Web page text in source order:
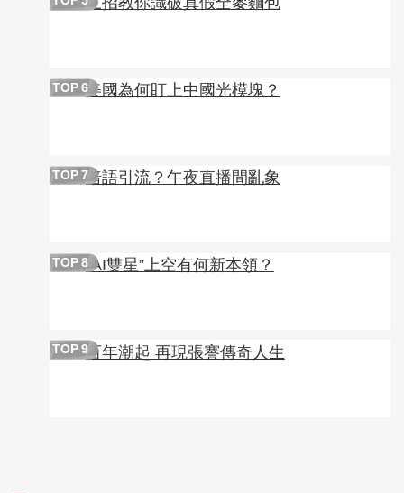
TOP 6美國為何盯上中國光模塊？
TOP 7暗語引流？午夜直播間亂象
TOP 8“AI雙星”上空有何新本領？
TOP 9百年潮起 再現張謇傳奇人生